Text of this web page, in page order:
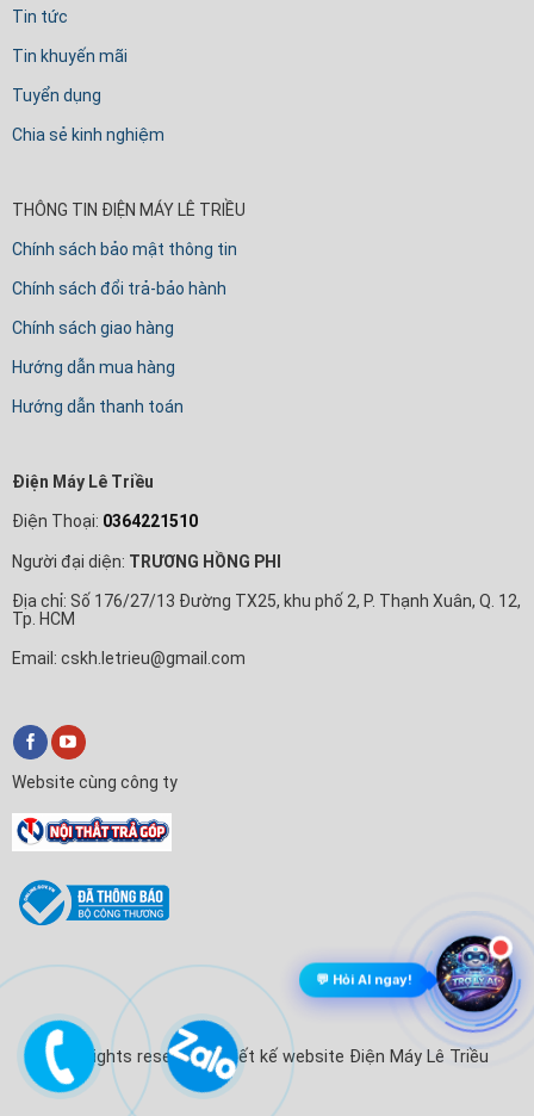
Tin tức
Tin khuyến mãi
Tuyển dụng
Chia sẻ kinh nghiệm
THÔNG TIN ĐIỆN MÁY LÊ TRIỀU
Chính sách bảo mật thông tin
Chính sách đổi trả-bảo hành
Chính sách giao hàng
Hướng dẫn mua hàng
Hướng dẫn thanh toán
Điện Máy Lê Triều
Điện Thoại: 0364221510
Người đại diện: TRƯƠNG HỒNG PHI
Địa chỉ: Số 176/27/13 Đường TX25, khu phố 2, P. Thạnh Xuân, Q. 12,
Tp. HCM
Email: cskh.letrieu@gmail.com
Website cùng công ty
© All rights reserved. Thiết kế website Điện Máy Lê Triều
💬 Hỏi AI ngay!